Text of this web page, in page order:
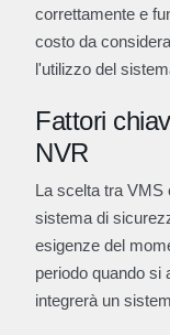
correttamente e
costo da
l'utilizzo del
Fattori
NVR
La scelta tra VMS
sistema di
esigenze del
periodo quando si
integrerà un